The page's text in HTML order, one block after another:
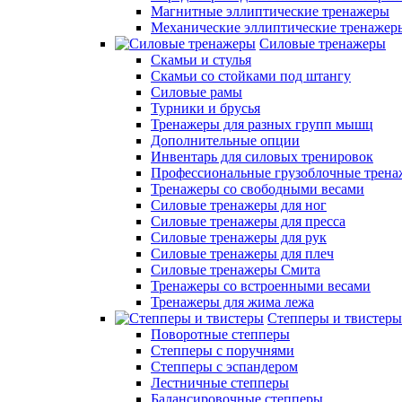
Магнитные эллиптические тренажеры
Механические эллиптические
Силовые тренажеры
Скамьи и стулья
Скамьи со стойками под штангу
Силовые рамы
Турники и брусья
Тренажеры для разных групп мышц
Дополнительные опции
Инвентарь для силовых тренировок
Профессиональные грузоблочные
Тренажеры со свободными весами
Силовые тренажеры для ног
Силовые тренажеры для пресса
Силовые тренажеры для рук
Силовые тренажеры для плеч
Силовые тренажеры Смита
Тренажеры со встроенными весами
Тренажеры для жима лежа
Степперы и твистеры
Поворотные степперы
Степперы с поручнями
Степперы с эспандером
Лестничные степперы
Балансировочные степперы